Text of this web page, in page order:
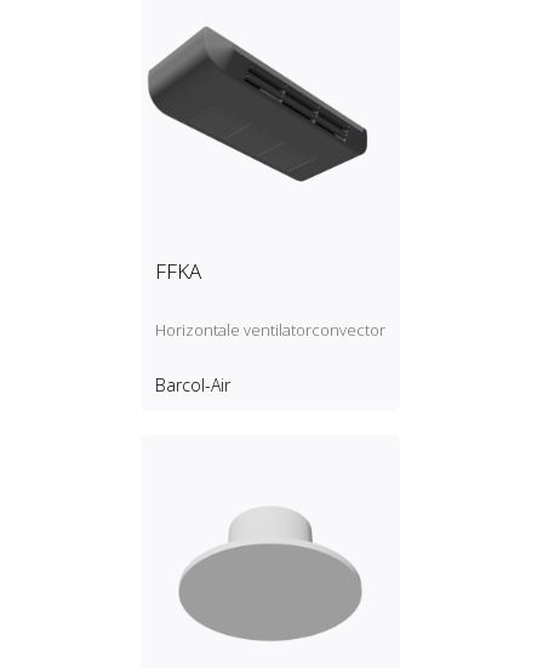
FFKA
Horizontale ventilatorconvector
Barcol-Air